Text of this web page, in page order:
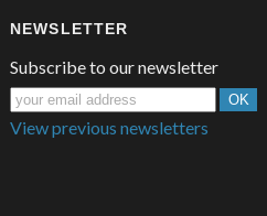
NEWSLETTER
Subscribe to our newsletter
View previous newsletters